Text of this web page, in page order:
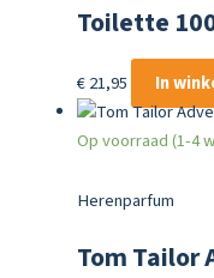
Toilette
€21,95 In
Op voorraad (1-4
Herenparfum
Tom Tailor